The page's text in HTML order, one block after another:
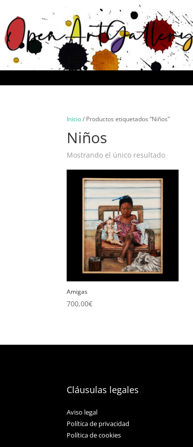
Inicio/ Productos etiquetados “Niños”
Niños
Mostrando el único resultado
Amigas
700,00€
Cláusulas legales
Aviso legal
Política de privacidad
Política de cookies